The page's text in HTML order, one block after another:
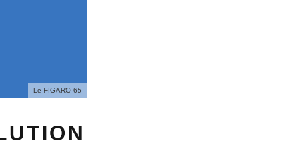
Le FIGARO 65